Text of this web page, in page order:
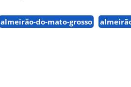
almeirão-do-mato-grosso